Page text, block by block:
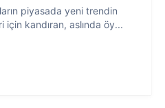
piyasada yeni trendin
için kandıran, aslında öy...